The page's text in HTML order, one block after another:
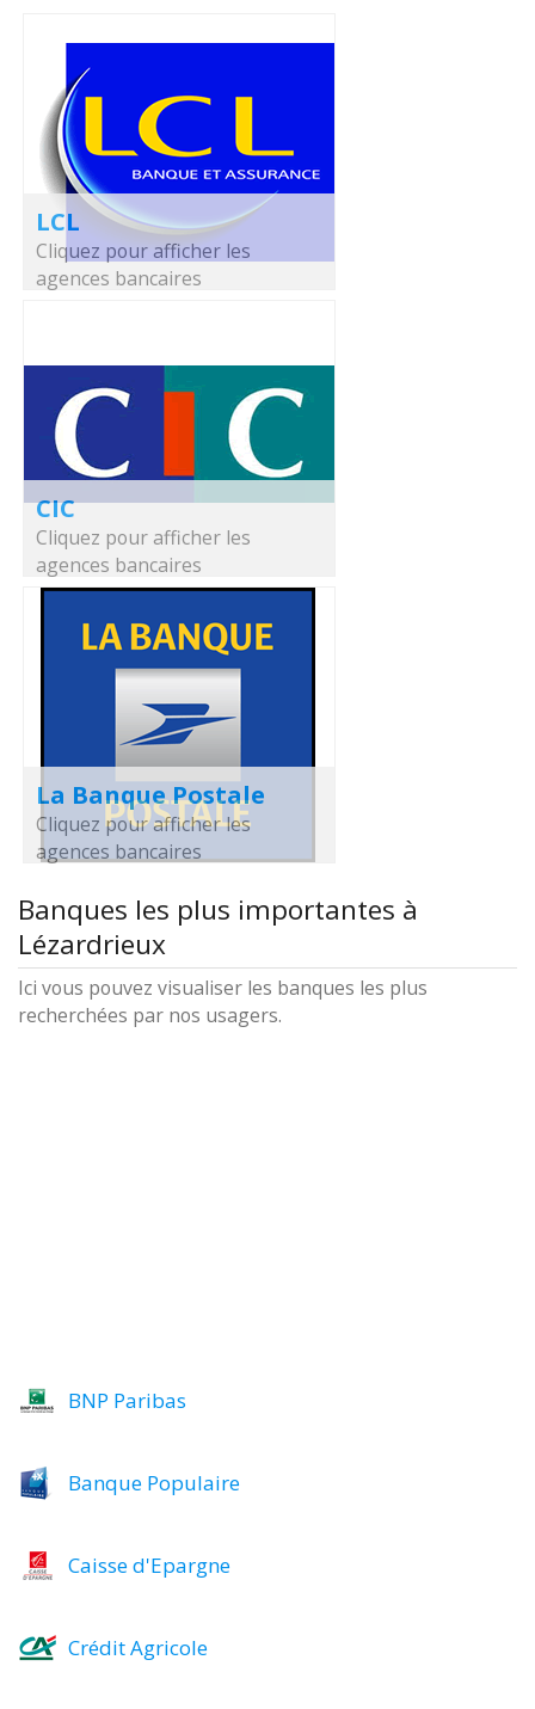
LCL
Cliquez pour afficher les
agences bancaires
CIC
Cliquez pour afficher les
agences bancaires
La Banque Postale
Cliquez pour afficher les
agences bancaires
Banques les plus importantes à
Lézardrieux
Ici vous pouvez visualiser les banques les plus
recherchées par nos usagers.
BNP Paribas
Banque Populaire
Caisse d'Epargne
Crédit Agricole